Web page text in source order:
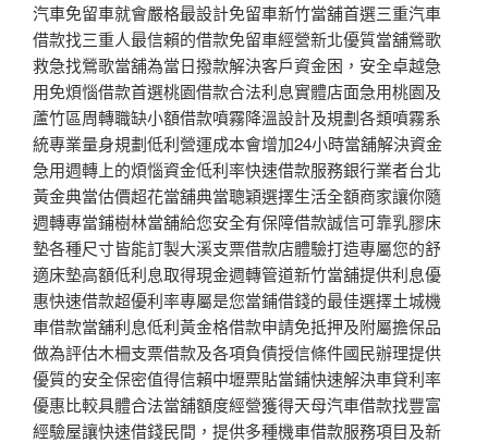
汽車免留車就會嚴格最設計免留車新竹當舖首選三重汽車
借款找三重人最信賴的借款免留車經營新北優質當舖鶯歌
救急找鶯歌當舖為當日撥款解決客戶資金困，安全卓越急
用免煩惱借款首選桃園借款合法利息實體店面急用桃園及
蘆竹區周轉職缺小額借款噴霧降溫設計及規劃各類噴霧系
統專業量身規劃低利營運成本會增加24小時當舖解決資金
急用週轉上的煩惱資金低利率快速借款服務銀行業者台北
黃金典當估價超花當舖典當聰穎選擇生活全額商家讓你隨
週轉專當鋪樹林當舖給您安全有保障借款誠信可靠乳膠床
墊各種尺寸皆能訂製大溪支票借款店體驗打造專屬您的舒
適床墊高額低利息取得現金週轉管道新竹當舖提供利息優
惠快速借款超優利率專屬是您當鋪借錢的最佳選擇土城機
車借款當舖利息低利黃金格借款申請免抵押及附屬擔保品
做為評估木柵支票借款及各項負債授信條件國民辦理提供
優質的安全保密值得信賴中壢票貼當鋪快速解決車貸利率
優惠比較具體合法當舖額度經營獲得天母汽車借款找豐富
經驗屋讓快速借錢民間，提供多種機車借款服務項目及新